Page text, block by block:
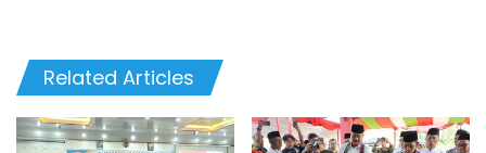
Related Articles